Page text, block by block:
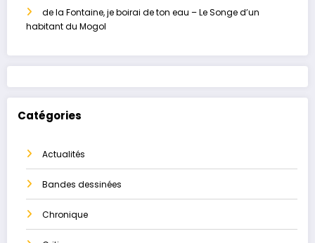
de la Fontaine, je boirai de ton eau – Le Songe d’un
habitant du Mogol
Catégories
Actualités
Bandes dessinées
Chronique